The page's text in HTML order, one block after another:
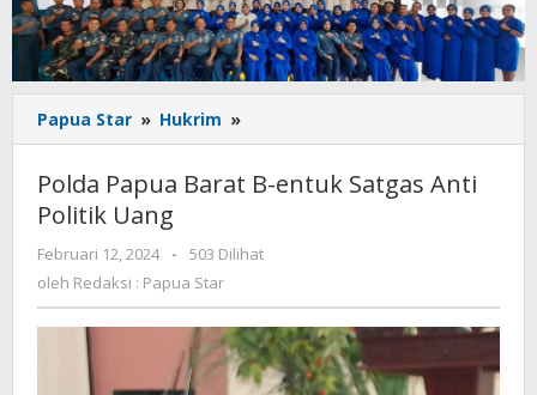
Papua Star » Hukrim »
Papua
B-
Satgas
Polda Papua Barat B-entuk Satgas Anti
Politik Uang
Februari 12, 2024
oleh
Redaksi
Star
-
503 Dilihat
oleh Redaksi : Papua Star